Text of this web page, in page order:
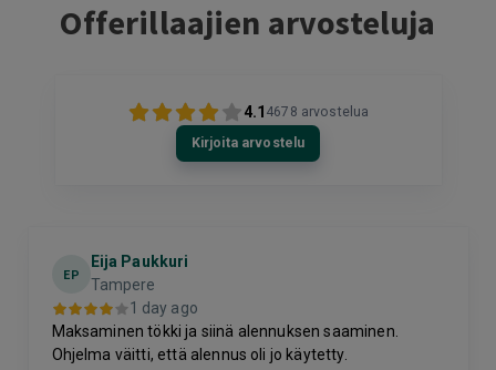
Offerillaajien arvosteluja
4.1 4678 arvostelua
Kirjoita arvostelu
EP
Eija Paukkuri
Tampere
1 day ago
Maksaminen tökki ja siinä alennuksen saaminen.
Ohjelma väitti, että alennus oli jo käytetty.